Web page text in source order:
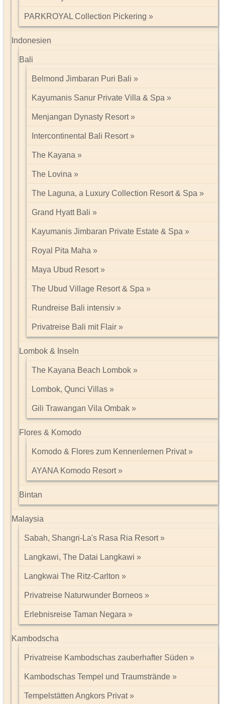
PARKROYAL Collection Pickering
Indonesien
Bali
Belmond Jimbaran Puri Bali
Kayumanis Sanur Private Villa & Spa
Menjangan Dynasty Resort
Intercontinental Bali Resort
The Kayana
The Lovina
The Laguna, a Luxury Collection Resort & Spa
Grand Hyatt Bali
Kayumanis Jimbaran Private Estate & Spa
Royal Pita Maha
Maya Ubud Resort
The Ubud Village Resort & Spa
Rundreise Bali intensiv
Privatreise Bali mit Flair
Lombok & Inseln
The Kayana Beach Lombok
Lombok, Qunci Villas
Gili Trawangan Vila Ombak
Flores & Komodo
Komodo & Flores zum Kennenlernen Privat
AYANA Komodo Resort
Bintan
Malaysia
Sabah, Shangri-La's Rasa Ria Resort
Langkawi, The Datai Langkawi
Langkwai The Ritz-Carlton
Privatreise Naturwunder Borneos
Erlebnisreise Taman Negara
Kambodscha
Privatreise Kambodschas zauberhafter Süden
Kambodschas Tempel und Traumstrände
Tempelstätten Angkors Privat